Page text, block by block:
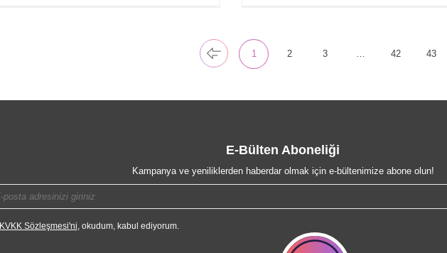
1 2 3 … 42 43
E-Bülten Aboneliği
Kampanya ve yeniliklerden haberdar olmak için e-bültenimize abone olun!
KVKK Sözleşmesi'ni, okudum, kabul ediyorum.